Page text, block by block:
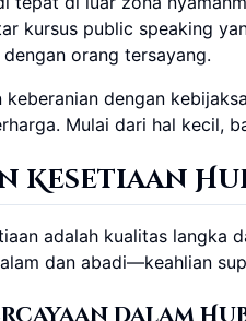
kursus public speaking
orang tersayang.
keberanian dengan
Mulai dari hal kecil,
Kesetiaan
adalah kualitas langka
dan abadi—keahlian